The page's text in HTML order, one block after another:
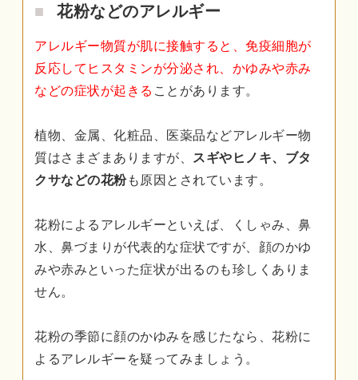
花粉などのアレルギー
アレルギー物質が肌に接触すると、免疫細胞が
反応してヒスタミンが分泌され、かゆみや赤み
などの症状が起きる ことがあります。
植物、金属、化粧品、医薬品などアレルギー物
質はさまざまありますが、 スギやヒノキ、ブタ
クサなどの花粉も原因とされています。
花粉によるアレルギーといえば、くしゃみ、鼻
水、鼻づまりが代表的な症状ですが、顔のかゆ
みや赤みといった症状が出るのも珍しくありま
せん。
花粉の季節に顔のかゆみを感じたなら、花粉に
よるアレルギーを疑ってみましょう。